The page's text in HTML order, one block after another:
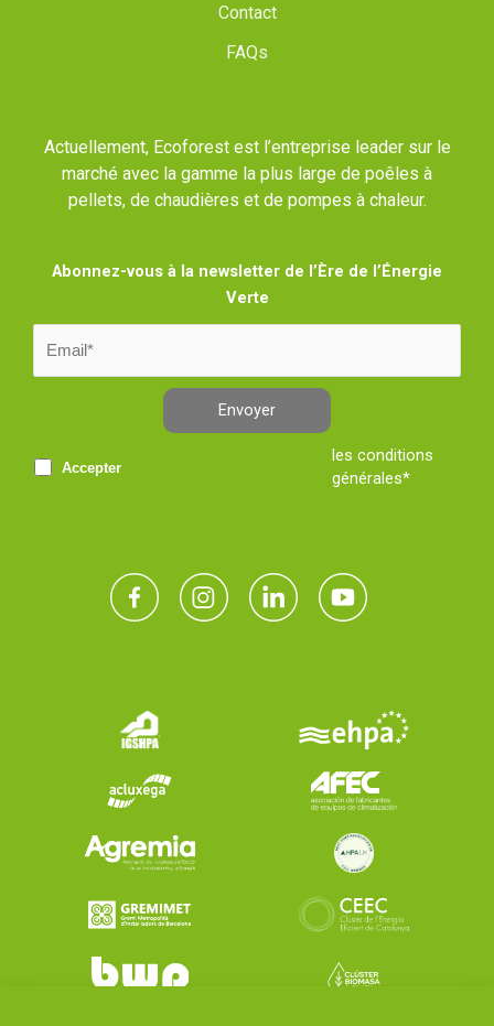
Contact
FAQs
Actuellement, Ecoforest est l’entreprise leader sur le
marché avec la gamme la plus large de poêles à
pellets, de chaudières et de pompes à chaleur.
Abonnez-vous à la newsletter de l’Ère de l’Énergie
Verte
Envoyer
Accepter
les conditions
générales*